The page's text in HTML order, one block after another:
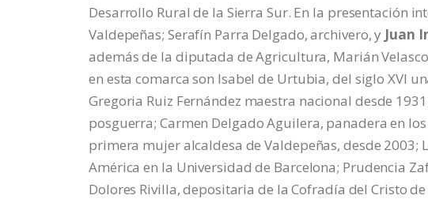
Desarrollo Rural de la Sierra Sur. En la presentación
Valdepeñas; Serafín Parra Delgado, archivero, y Juan
además de la diputada de Agricultura, Marián
en esta comarca son Isabel de Urtubia, del siglo XVI
Gregoria Ruiz Fernández maestra nacional desde
posguerra; Carmen Delgado Aguilera, panadera en
primera mujer alcaldesa de Valdepeñas, desde 2003;
América en la Universidad de Barcelona; Prudencia
Dolores Rivilla, depositaria de la Cofradía del Cristo